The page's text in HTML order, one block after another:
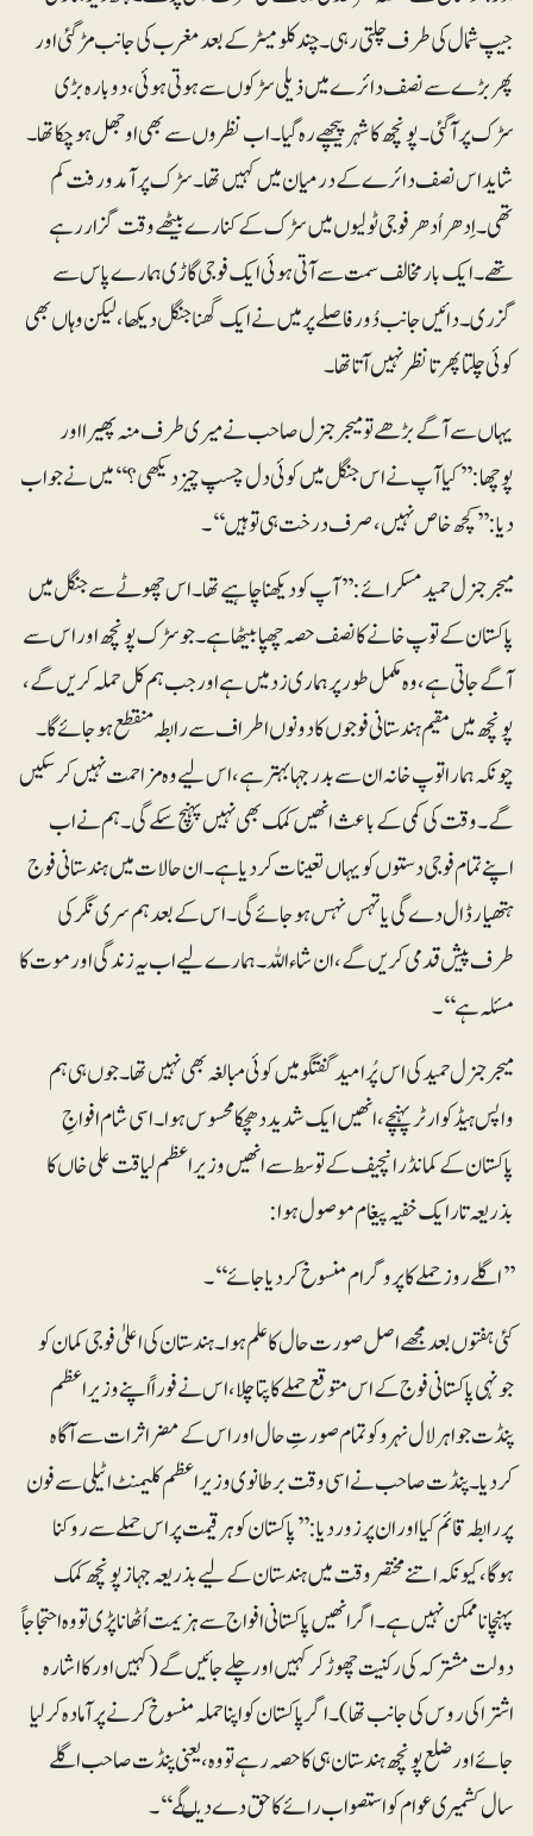
جیپ شمال کی طرف چلتی رہی۔ چند کلومیٹر کے بعد مغرب کی جانب مڑ گئی اور
پھر بڑے سے نصف دائرے میں ذیلی سڑکوں سے ہوتی ہوئی، دوبارہ بڑی
سڑک پر آگئی۔ پونچھ کا شہر پیچھے رہ گیا۔ اب نظروں سے بھی اوجھل ہوچکا تھا۔
شاید اس نصف دائرے کے درمیان میں کہیں تھا۔ سڑک پر آمدورفت کم
تھی۔ اِدھر اُدھر فوجی ٹولیوں میں سڑک کے کنارے بیٹھے وقت گزار رہے
تھے۔ ایک بار مخالف سمت سے آتی ہوئی ایک فوجی گاڑی ہمارے پاس سے
گزری۔ دائیں جانب دُور فاصلے پر میں نے ایک گھنا جنگل دیکھا، لیکن وہاں بھی
کوئی چلتا پھرتا نظر نہیں آتا تھا۔
یہاں سے آگے بڑھے تو میجر جنرل صاحب نے میری طرف منہ پھیرا اور
پوچھا: ’’کیا آپ نے اس جنگل میں کوئی دل چسپ چیز دیکھی؟‘‘ میں نے جواب
دیا: ’’کچھ خاص نہیں، صرف درخت ہی تو ہیں‘‘۔
میجر جنرل حمید مسکرائے: ’’آپ کو دیکھنا چاہیے تھا۔ اس چھوٹے سے جنگل میں
پاکستان کے توپ خانے کا نصف حصہ چھپا بیٹھا ہے۔ جو سڑک پونچھ اور اس سے
آگے جاتی ہے، وہ مکمل طور پر ہماری زد میں ہے اور جب ہم کل حملہ کریں گے،
پونچھ میں مقیم ہندستانی فوجوں کا دونوں اطراف سے رابطہ منقطع ہوجائے گا۔
چونکہ ہمارا توپ خانہ ان سے بدرجہا بہتر ہے، اس لیے وہ مزاحمت نہیں کرسکیں
گے۔ وقت کی کمی کے باعث انھیں کمک بھی نہیں پہنچ سکے گی۔ ہم نے اب
اپنے تمام فوجی دستوں کو یہاں تعینات کر دیا ہے۔ ان حالات میں ہندستانی فوج
ہتھیار ڈال دے گی یا تہس نہس ہوجائے گی۔ اس کے بعد ہم سری نگر کی
طرف پیش قدمی کریں گے، ان شاء اللہ۔ ہمارے لیے اب یہ زندگی اور موت کا
مسئلہ ہے‘‘۔
میجر جنرل حمید کی اس پُرامید گفتگو میں کوئی مبالغہ بھی نہیں تھا۔ جوں ہی ہم
واپس ہیڈکوارٹر پہنچے، انھیں ایک شدید دھچکا محسوس ہوا۔ اسی شام افواجِ
پاکستان کے کمانڈر انچیف کے توسط سے انھیں وزیراعظم لیاقت علی خاں کا
بذریعہ تار ایک خفیہ پیغام موصول ہوا:
’’اگلے روز حملے کا پروگرام منسوخ کردیا جائے‘‘۔
کئی ہفتوں بعد مجھے اصل صورت حال کا علم ہوا۔ ہندستان کی اعلیٰ فوجی کمان کو
جونہی پاکستانی فوج کے اس متوقع حملے کا پتا چلا، اس نے فوراً اپنے وزیراعظم
پنڈت جواہر لال نہرو کو تمام صورتِ حال اور اس کے مضر اثرات سے آگاہ
کردیا۔ پنڈت صاحب نے اسی وقت برطانوی وزیراعظم کلیمنٹ اٹیلی سے فون
پر رابطہ قائم کیا اور ان پر زور دیا: ’’پاکستان کو ہرقیمت پر اس حملے سے روکنا
ہوگا، کیونکہ اتنے مختصر وقت میں ہندستان کے لیے بذریعہ جہاز پونچھ کمک
پہنچانا ممکن نہیں ہے۔ اگر انھیں پاکستانی افواج سے ہزیمت اُٹھانا پڑی تو وہ احتجاجاً
دولت مشترکہ کی رکنیت چھوڑ کر کہیں اور چلے جائیں گے (کہیں اور کا اشارہ
اشتراکی روس کی جانب تھا)۔ اگر پاکستان کو اپنا حملہ منسوخ کرنے پر آمادہ کرلیا
جائے اور ضلع پونچھ ہندستان ہی کا حصہ رہے تو وہ، یعنی پنڈت صاحب اگلے
سال کشمیری عوام کو استصواب رائے کا حق دے دیںگے‘‘۔